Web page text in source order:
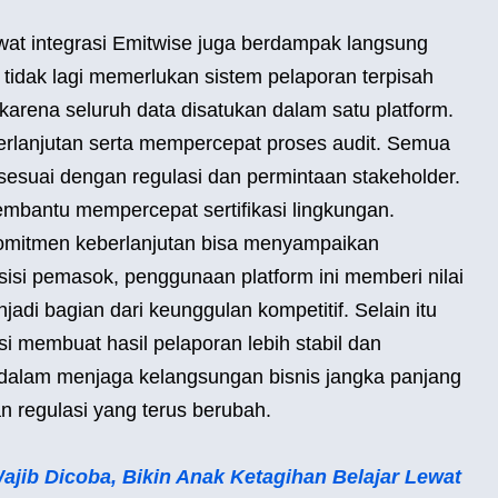
integrasi Emitwise juga berdampak langsung
lagi memerlukan sistem pelaporan terpisah
seluruh data disatukan dalam satu platform.
serta mempercepat proses audit. Semua
dengan regulasi dan permintaan stakeholder.
mempercepat sertifikasi lingkungan.
keberlanjutan bisa menyampaikan
pemasok, penggunaan platform ini memberi nilai
bagian dari keunggulan kompetitif. Selain itu
membuat hasil pelaporan lebih stabil dan
menjaga kelangsungan bisnis jangka panjang
regulasi yang terus berubah.
Dicoba, Bikin Anak Ketagihan Belajar Lewat